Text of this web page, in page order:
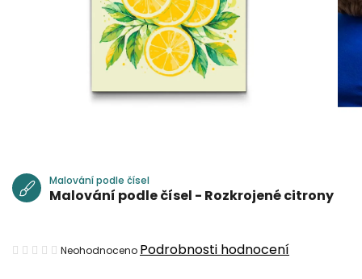
Malování podle čísel
Malování podle čísel - Rozkrojené citrony
Průměrné
Neohodnoceno Podrobnosti hodnocení